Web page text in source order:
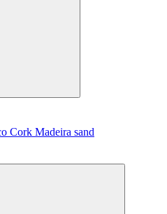
Cork Madeira sand